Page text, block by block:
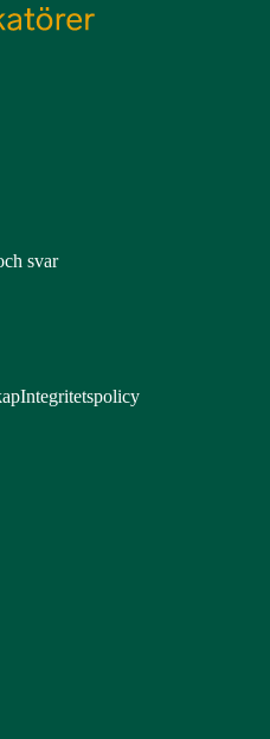
svar
Integritetspolicy